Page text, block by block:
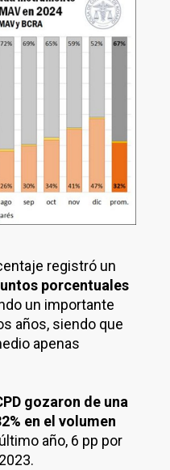
registró un
porcentuales
un importante
años, siendo que
apenas
gozaron de una
en el volumen
año, 6 pp por